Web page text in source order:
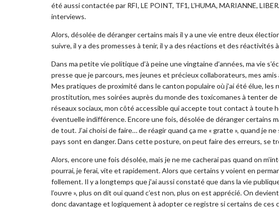
été aussi contactée par RFI, LE POINT, TF1, L’HUMA, MARIANNE,
interviews.
Alors, désolée de déranger certains mais il y a une vie entre deux
suivre, il y a des promesses à tenir, il y a des réactions et des
Dans ma petite vie politique d’à peine une vingtaine d’années, ma vie
presse que je parcours, mes jeunes et précieux collaborateurs, mes
Mes pratiques de proximité dans le canton populaire où j’ai été élue,
prostitution, mes soirées auprès du monde des toxicomanes à tenter
réseaux sociaux, mon côté accessible qui accepte tout contact à toute
éventuelle indifférence. Encore une fois, désolée de déranger certains
de tout. J’ai choisi de faire… de réagir quand ça me « gratte », quand je
pays sont en danger. Dans cette posture, on peut faire des erreurs, se
Alors, encore une fois désolée, mais je ne me cacherai pas quand on
pourrai, je ferai, vite et rapidement. Alors que certains y voient en
follement. Il y a longtemps que j’ai aussi constaté que dans la vie
l’ouvre », plus on dit oui quand c’est non, plus on est apprécié. On
donc davantage et logiquement à adopter ce registre si certains de